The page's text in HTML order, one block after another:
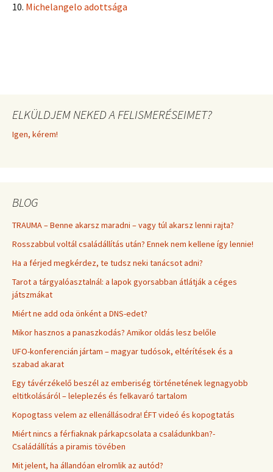
10. Michelangelo adottsága
ELKÜLDJEM NEKED A FELISMERÉSEIMET?
Igen, kérem!
BLOG
TRAUMA – Benne akarsz maradni – vagy túl akarsz lenni rajta?
Rosszabbul voltál családállítás után? Ennek nem kellene így lennie!
Ha a férjed megkérdez, te tudsz neki tanácsot adni?
Tarot a tárgyalóasztalnál: a lapok gyorsabban átlátják a céges
játszmákat
Miért ne add oda önként a DNS-edet?
Mikor hasznos a panaszkodás? Amikor oldás lesz belőle
UFO-konferencián jártam – magyar tudósok, eltérítések és a
szabad akarat
Egy távérzékelő beszél az emberiség történetének legnagyobb
eltitkolásáról – leleplezés és felkavaró tartalom
Kopogtass velem az ellenállásodra! ÉFT videó és kopogtatás
Miért nincs a férfiaknak párkapcsolata a családunkban?-
Családállítás a piramis tövében
Mit jelent, ha állandóan elromlik az autód?